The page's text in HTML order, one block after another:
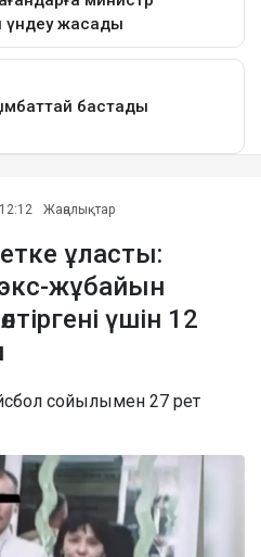
Жаңалықтар
ұласты:
жұбайын
үшін 12
сойылымен 27 рет